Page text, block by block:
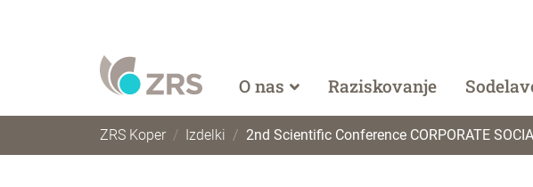
O nas Raziskovanje
ZRS Koper Izdelki 2nd Scientific Conference CORPORATE SOCIAL RESPONSIBILITY, AS